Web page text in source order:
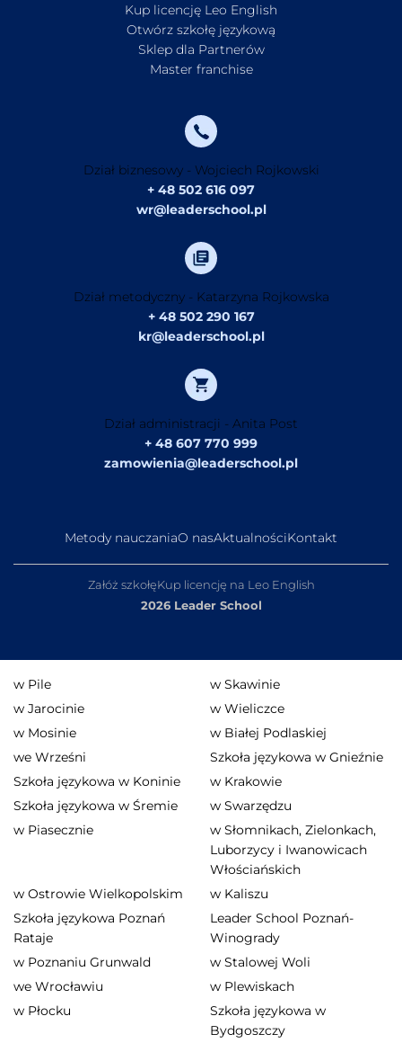
Kup licencję Leo English
Otwórz szkołę językową
Sklep dla Partnerów
Master franchise
Dział biznesowy - Wojciech Rojkowski
+ 48 502 616 097
wr@leaderschool.pl
Dział metodyczny - Katarzyna Rojkowska
+ 48 502 290 167
kr@leaderschool.pl
Dział administracji - Anita Post
+ 48 607 770 999
zamowienia@leaderschool.pl
Metody nauczaniaO nasAktualnościKontakt
2026 Leader School
Załóż szkołęKup licencję na Leo English
w Pile
w Skawinie
w Jarocinie
w Wieliczce
w Mosinie
w Białej Podlaskiej
we Wrześni
Szkoła językowa w Gnieźnie
Szkoła językowa w Koninie
w Krakowie
Szkoła językowa w Śremie
w Swarzędzu
w Piasecznie
w Słomnikach, Zielonkach,
Luborzycy i Iwanowicach
Włościańskich
w Ostrowie Wielkopolskim
w Kaliszu
Szkoła językowa Poznań
Rataje
Leader School Poznań-
Winogrady
w Poznaniu Grunwald
w Stalowej Woli
we Wrocławiu
w Plewiskach
w Płocku
Szkoła językowa w
Bydgoszczy